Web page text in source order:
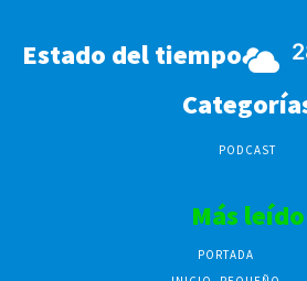
Estado del tiempo
PODCAST
Más leído
PORTADA